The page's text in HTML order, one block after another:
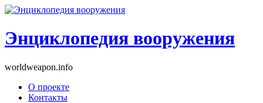
Энциклопедия вооружения
worldweapon.info
О проекте
Контакты